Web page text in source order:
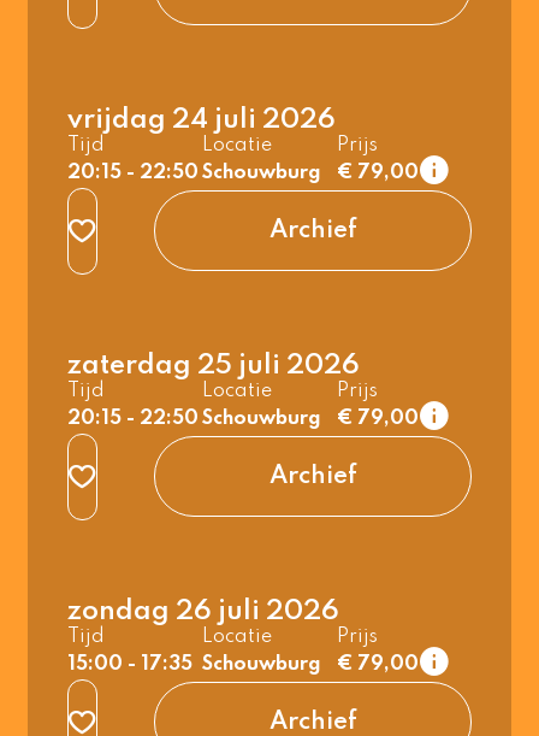
vrijdag 24 juli 2026
Tijd
20:15 - 22:50
Locatie
Schouwburg
Prijs
€ 79,00
1e rang
2e rang
normaal
t/m 26 jaar &
Archief
zaterdag 25 juli 2026
Tijd
20:15 - 22:50
Locatie
Schouwburg
Prijs
€ 79,00
1e rang
2e rang
normaal
t/m 26 jaar &
Archief
zondag 26 juli 2026
Tijd
15:00 - 17:35
Locatie
Schouwburg
Prijs
€ 79,00
1e rang
2e rang
normaal
t/m 26 jaar &
Archief